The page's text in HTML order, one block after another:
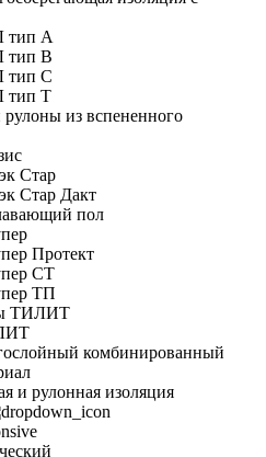
А
B
C
T
из вспененного
Стар
Стар Дакт
пол
Протект
СТ
ТП
ТИЛИТ
комбинированный
и рулонная изоляция